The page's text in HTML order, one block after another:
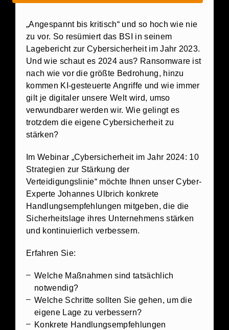
„Angespannt bis kritisch“ und so hoch wie nie
zu vor. So resümiert das BSI in seinem
Lagebericht zur Cybersicherheit im Jahr 2023.
Und wie schaut es 2024 aus? Ransomware ist
nach wie vor die größte Bedrohung, hinzu
kommen KI-gesteuerte Angriffe und wie immer
gilt je digitaler unsere Welt wird, umso
verwundbarer werden wir. Wie gelingt es
trotzdem die eigene Cybersicherheit zu
stärken?
Im Webinar „Cybersicherheit im Jahr 2024: 10
Strategien zur Stärkung der
Verteidigungslinie“ möchte Ihnen unser Cyber-
Experte Johannes Ulbrich konkrete
Handlungsempfehlungen mitgeben, die die
Sicherheitslage ihres Unternehmens stärken
und kontinuierlich verbessern.
Erfahren Sie:
Welche Maßnahmen sind tatsächlich
notwendig?
Welche Schritte sollten Sie gehen, um die
eigene Lage zu verbessern?
Konkrete Handlungsempfehlungen